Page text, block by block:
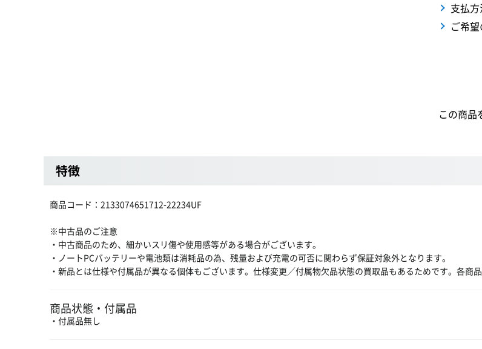
支払
ご希
この商品
特徴
商品コード：2133074651712-22234UF
※中古品のご注意
・中古商品のため、細かいスリ傷や使用感等がある場合がございます。
・ノートPCバッテリーや電池類は消耗品の為、残量および充電の可否に関わらず保証対象外となります。
・新品とは仕様や付属品が異なる個体もございます。仕様変更／付属物欠品状態の買取品もあるためです。各商
商品状態・付属品
・付属品無し